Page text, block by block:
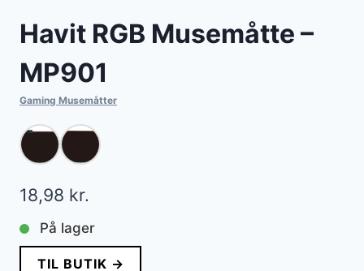
Havit RGB Musemåtte –
MP901
Gaming Musemåtter
18,98 kr.
På lager
TIL BUTIK →